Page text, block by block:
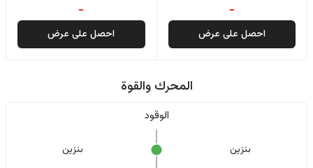
-
احصل على عرض
-
احصل على عرض
المحرك والقوة
الوقود
بنزين بنزين